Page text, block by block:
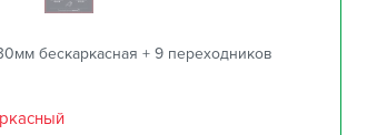
бескаркасная + 9 переходников